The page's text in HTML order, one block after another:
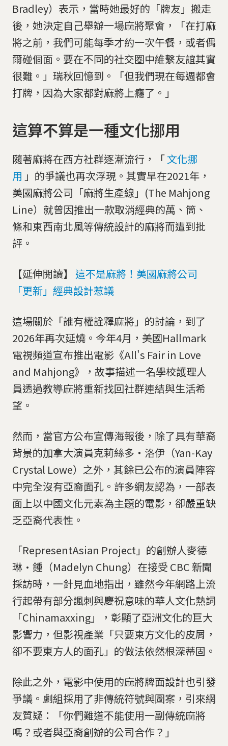
Bradley）表示，當時她最好的「牌友」搬走
後，她決定自己舉辦一場麻將聚會，「在打麻
將之前，我們可能每季才約一次午餐，或者偶
爾碰個面。要在不同的社交圈中維繫友誼其實
很難。」瑞秋回憶到。「但我們現在每週都會
打牌，因為大家都對麻將上癮了。」
這算不算是一種文化挪用
隨著麻將在西方社群逐漸流行，「文化挪
用 」的爭議也再次浮現。其實早在2021年，
美國麻將公司「麻將生產線」(The Mahjong
Line）就曾因推出一款取消經典的萬、筒、
條和東西南北風等傳統設計的麻將而遭到批
評。
【延伸閱讀】
這不是麻將！美國麻將公司
「更新」經典設計惹議
這場關於「誰有權詮釋麻將」的討論，到了
2026年再次延燒。今年4月，美國Hallmark
電視頻道宣布推出電影《All's Fair in Love
and Mahjong》，故事描述一名學校護理人
員透過教導麻將重新找回社群連結與生活希
望。
然而，當官方公布宣傳海報後，除了具有華裔
背景的加拿大演員克莉絲多・洛伊（Yan-Kay
Crystal Lowe）之外，其餘已公布的演員陣容
中完全沒有亞裔面孔。許多網友認為，一部表
面上以中國文化元素為主題的電影，卻嚴重缺
乏亞裔代表性。
「RepresentAsian Project」的創辦人麥德
琳·鍾（Madelyn Chung）在接受 CBC 新聞
採訪時，一針見血地指出，雖然今年網路上流
行起帶有部分諷刺與慶祝意味的華人文化熱詞
「Chinamaxxing」，彰顯了亞洲文化的巨大
影響力，但影視產業「只要東方文化的皮屑，
卻不要東方人的面孔」的做法依然根深蒂固。
除此之外，電影中使用的麻將牌面設計也引發
爭議。劇組採用了非傳統符號與圖案，引來網
友質疑：「你們難道不能使用一副傳統麻將
嗎？或者與亞裔創辦的公司合作？」